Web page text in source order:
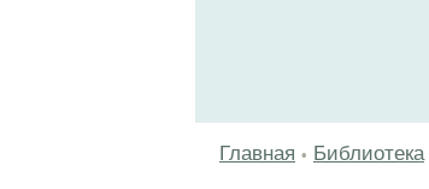
Главная • Библиотека